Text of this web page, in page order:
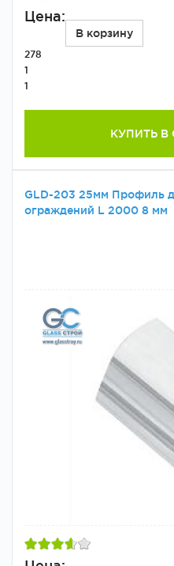
Цена:
В корзину
278
1
1
КУПИТЬ
GLD-203 25мм Профиль
ограждений L 2000 8 мм